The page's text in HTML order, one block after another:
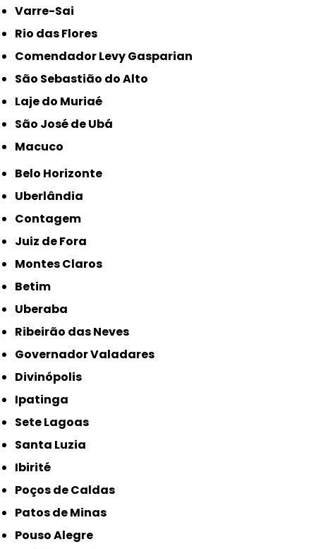
Varre-Sai
Rio das Flores
Comendador Levy Gasparian
São Sebastião do Alto
Laje do Muriaé
São José de Ubá
Macuco
Belo Horizonte
Uberlândia
Contagem
Juiz de Fora
Montes Claros
Betim
Uberaba
Ribeirão das Neves
Governador Valadares
Divinópolis
Ipatinga
Sete Lagoas
Santa Luzia
Ibirité
Poços de Caldas
Patos de Minas
Pouso Alegre